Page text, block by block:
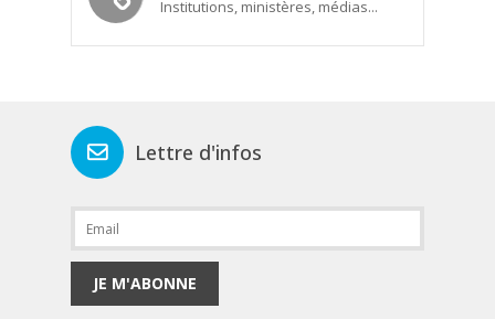
Institutions, ministères, médias...
Lettre d'infos
JE M'ABONNE